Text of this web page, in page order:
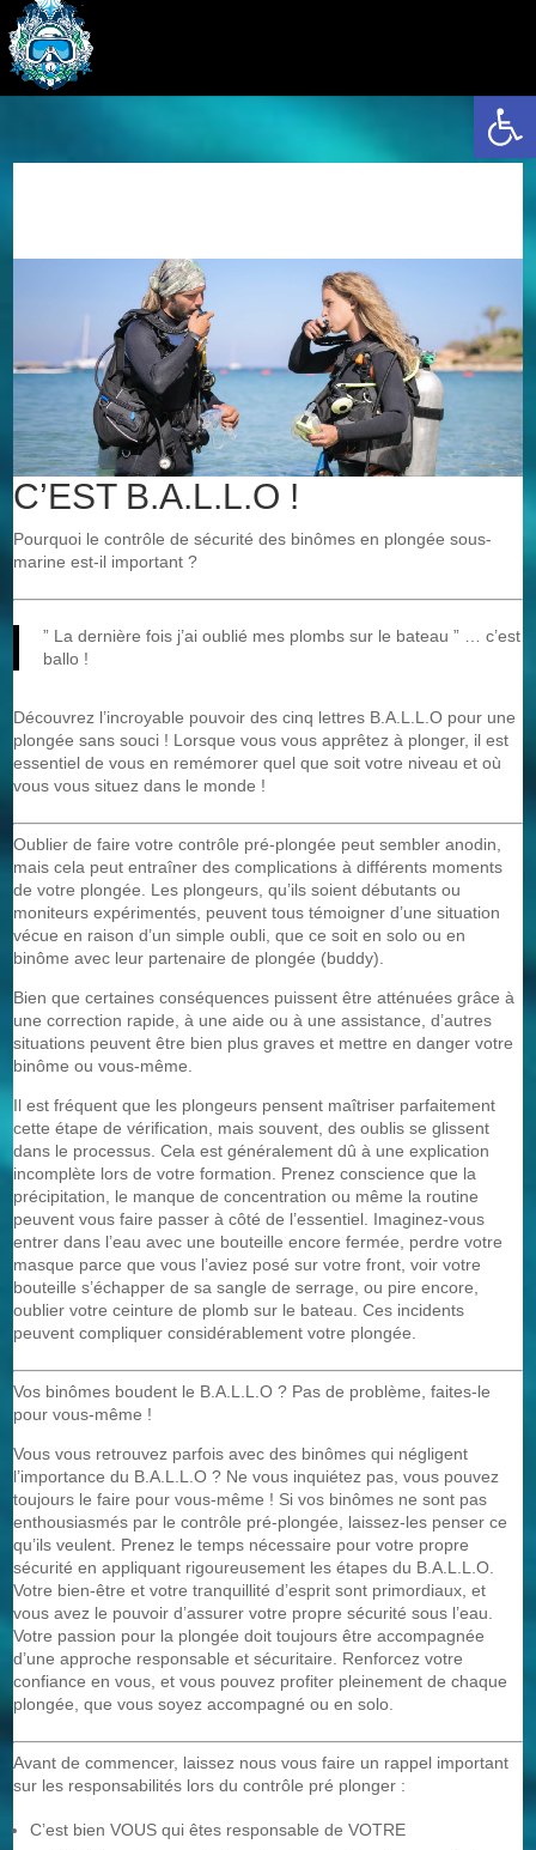
Ouvrir
C’EST B.A.L.L.O !
Pourquoi le contrôle de sécurité des binômes en plongée sous-
marine est-il important ?
” La dernière fois j’ai oublié mes plombs sur le bateau ” … c’est
ballo !
Découvrez l’incroyable pouvoir des cinq lettres B.A.L.L.O pour une
plongée sans souci ! Lorsque vous vous apprêtez à plonger, il est
essentiel de vous en remémorer quel que soit votre niveau et où
vous vous situez dans le monde !
Oublier de faire votre contrôle pré-plongée peut sembler anodin,
mais cela peut entraîner des complications à différents moments
de votre plongée. Les plongeurs, qu’ils soient débutants ou
moniteurs expérimentés, peuvent tous témoigner d’une situation
vécue en raison d’un simple oubli, que ce soit en solo ou en
binôme avec leur partenaire de plongée (buddy).
Bien que certaines conséquences puissent être atténuées grâce à
une correction rapide, à une aide ou à une assistance, d’autres
situations peuvent être bien plus graves et mettre en danger votre
binôme ou vous-même.
Il est fréquent que les plongeurs pensent maîtriser parfaitement
cette étape de vérification, mais souvent, des oublis se glissent
dans le processus. Cela est généralement dû à une explication
incomplète lors de votre formation. Prenez conscience que la
précipitation, le manque de concentration ou même la routine
peuvent vous faire passer à côté de l’essentiel. Imaginez-vous
entrer dans l’eau avec une bouteille encore fermée, perdre votre
masque parce que vous l’aviez posé sur votre front, voir votre
bouteille s’échapper de sa sangle de serrage, ou pire encore,
oublier votre ceinture de plomb sur le bateau. Ces incidents
peuvent compliquer considérablement votre plongée.
Vos binômes boudent le B.A.L.L.O ? Pas de problème, faites-le
pour vous-même !
Vous vous retrouvez parfois avec des binômes qui négligent
l’importance du B.A.L.L.O ? Ne vous inquiétez pas, vous pouvez
toujours le faire pour vous-même ! Si vos binômes ne sont pas
enthousiasmés par le contrôle pré-plongée, laissez-les penser ce
qu’ils veulent. Prenez le temps nécessaire pour votre propre
sécurité en appliquant rigoureusement les étapes du B.A.L.L.O.
Votre bien-être et votre tranquillité d’esprit sont primordiaux, et
vous avez le pouvoir d’assurer votre propre sécurité sous l’eau.
Votre passion pour la plongée doit toujours être accompagnée
d’une approche responsable et sécuritaire. Renforcez votre
confiance en vous, et vous pouvez profiter pleinement de chaque
plongée, que vous soyez accompagné ou en solo.
Avant de commencer, laissez nous vous faire un rappel important
sur les responsabilités lors du contrôle pré plonger :
C’est bien VOUS qui êtes responsable de VOTRE